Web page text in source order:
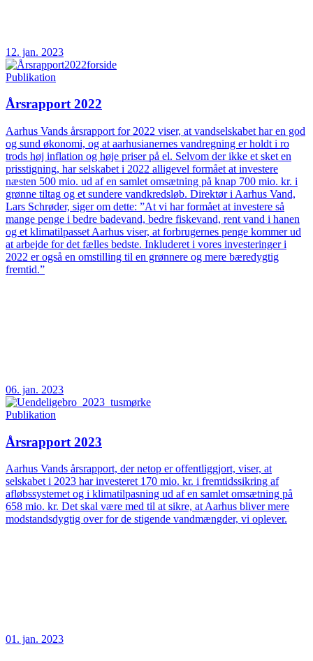
12. jan. 2023
Publikation
Årsrapport 2022
Aarhus Vands årsrapport for 2022 viser, at vandselskabet har en god
og sund økonomi, og at aarhusianernes vandregning er holdt i ro
trods høj inflation og høje priser på el. Selvom der ikke et sket en
prisstigning, har selskabet i 2022 alligevel formået at investere
næsten 500 mio. ud af en samlet omsætning på knap 700 mio. kr. i
grønne tiltag og et sundere vandkredsløb. Direktør i Aarhus Vand,
Lars Schrøder, siger om dette: ”At vi har formået at investere så
mange penge i bedre badevand, bedre fiskevand, rent vand i hanen
og et klimatilpasset Aarhus viser, at forbrugernes penge kommer ud
at arbejde for det fælles bedste. Inkluderet i vores investeringer i
2022 er også en omstilling til en grønnere og mere bæredygtig
fremtid.”
06. jan. 2023
Publikation
Årsrapport 2023
Aarhus Vands årsrapport, der netop er offentliggjort, viser, at
selskabet i 2023 har investeret 170 mio. kr. i fremtidssikring af
afløbssystemet og i klimatilpasning ud af en samlet omsætning på
658 mio. kr. Det skal være med til at sikre, at Aarhus bliver mere
modstandsdygtig over for de stigende vandmængder, vi oplever.
01. jan. 2023